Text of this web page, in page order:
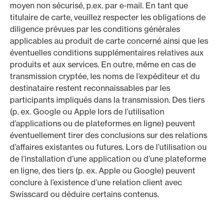
moyen non sécurisé, p.ex. par e-mail. En tant que
titulaire de carte, veuillez respecter les obligations de
diligence prévues par les conditions générales
applicables au produit de carte concerné ainsi que les
éventuelles conditions supplémentaires relatives aux
produits et aux services. En outre, même en cas de
transmission cryptée, les noms de l’expéditeur et du
destinataire restent reconnaissables par les
participants impliqués dans la transmission. Des tiers
(p. ex. Google ou Apple lors de l’utilisation
d’applications ou de plateformes en ligne) peuvent
éventuellement tirer des conclusions sur des relations
d’affaires existantes ou futures. Lors de l’utilisation ou
de l’installation d’une application ou d’une plateforme
en ligne, des tiers (p. ex. Apple ou Google) peuvent
conclure à l’existence d’une relation client avec
Swisscard ou déduire certains contenus.